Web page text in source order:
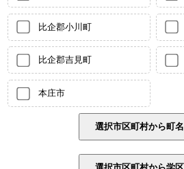
比企郡小川町
比企郡吉見町
本庄市